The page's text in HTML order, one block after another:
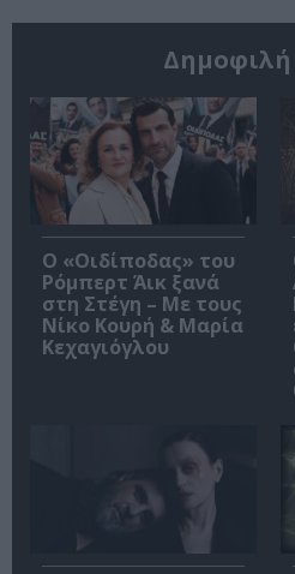
O «Οιδίποδας» του
Ρόμπερτ Άικ ξανά
στη Στέγη – Με τους
Νίκο Κουρή & Μαρία
Κεχαγιόγλου